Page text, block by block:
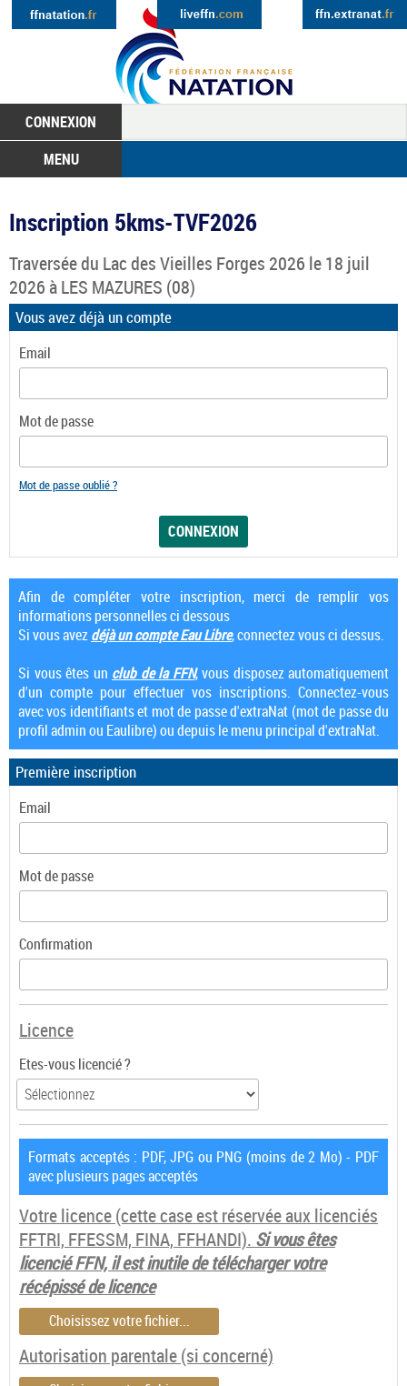
CONNEXION
MENU
Inscription 5kms-TVF2026
Traversée du Lac des Vieilles Forges 2026 le 18 juil
2026 àLES MAZURES (08)
Vous avez déjà un compte
Email
Mot de passe
Mot de passe oublié ?
Afin de compléter votre inscription, merci de remplir vos
informations personnelles ci dessous
Si vous avezdéjà un compte Eau Libre, connectez vous ci dessus.
Si vous êtes un club de la FFN, vous disposez automatiquement
d'un compte pour effectuer vos inscriptions. Connectez-vous
avec vos identifiants et mot de passe d'extraNat (mot de passe du
profil admin ou Eaulibre) ou depuis le menu principal d'extraNat.
Première inscription
Email
Mot de passe
Confirmation
Licence
Etes-vous licencié ?
Formats acceptés : PDF, JPG ou PNG (moins de 2 Mo) - PDF
avec plusieurs pages acceptés
Votre licence(cette case est réservée aux licenciés
FFTRI, FFESSM, FINA, FFHANDI). Si vous êtes
licencié FFN, il est inutile de télécharger votre
récépissé de licence
Choisissez votre fichier...
Autorisation parentale (si concerné)